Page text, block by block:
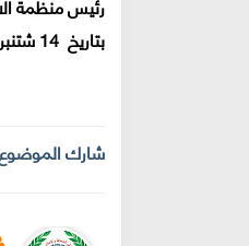
بتاريخ 14 شتنبر 2023
شارك